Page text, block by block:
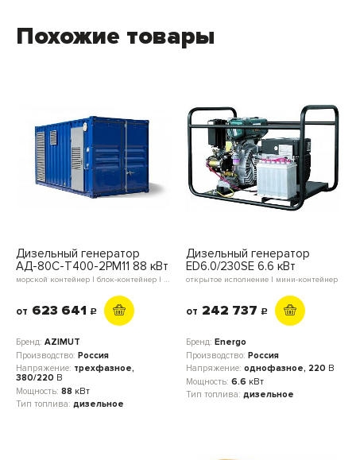
Похожие товары
Дизельный генератор
АД-80С-Т400-2РМ11 88 кВт
морской контейнер | блок-контейнер | мини-контейнер | в кожухе | открытое исполнение
от 623 641 c
Бренд: AZIMUT
Производство: Россия
Напряжение: трехфазное,
380/220 В
Мощность: 88 кВт
Тип топлива: дизельное
Дизельный генератор
ED6.0/230SE 6.6 кВт
открытое исполнение | мини-контейнер
от 242 737 c
Бренд: Energo
Производство: Россия
Напряжение: однофазное, 220 В
Мощность: 6.6 кВт
Тип топлива: дизельное